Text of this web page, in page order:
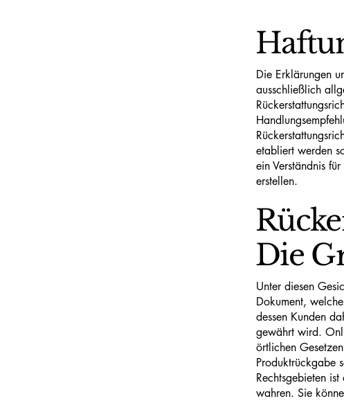
Die Erklärungen
ausschließlich
etabliert werden
ein Verständnis
erstellen.
Die
Unter diesen
Dokument,
dessen Kunden
gewährt wird.
örtlichen
Produktrückgabe
Rechtsgebieten
wahren. Sie